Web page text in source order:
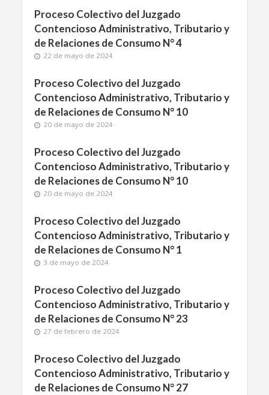
Proceso Colectivo del Juzgado
Contencioso Administrativo, Tributario y
de Relaciones de Consumo N° 4
22 de mayo de 2024
Proceso Colectivo del Juzgado
Contencioso Administrativo, Tributario y
de Relaciones de Consumo N° 10
20 de mayo de 2024
Proceso Colectivo del Juzgado
Contencioso Administrativo, Tributario y
de Relaciones de Consumo N° 10
20 de mayo de 2024
Proceso Colectivo del Juzgado
Contencioso Administrativo, Tributario y
de Relaciones de Consumo N° 1
3 de mayo de 2024
Proceso Colectivo del Juzgado
Contencioso Administrativo, Tributario y
de Relaciones de Consumo N° 23
27 de febrero de 2024
Proceso Colectivo del Juzgado
Contencioso Administrativo, Tributario y
de Relaciones de Consumo N° 27